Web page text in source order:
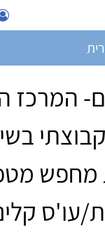
המרכז
מחפש
עו'ס